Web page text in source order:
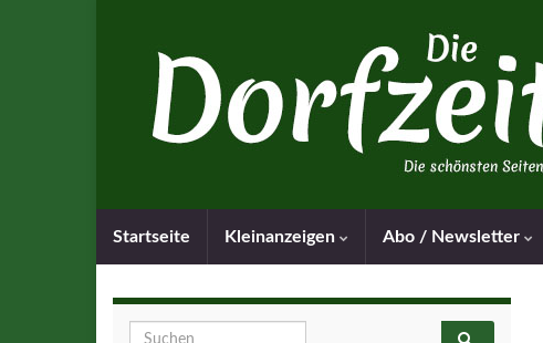
Startseite Kleinanzeigen Abo / Newsletter
Search for: